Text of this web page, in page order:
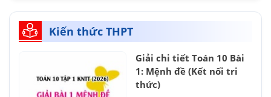
Kiến thức THPT
Giải chi tiết Toán 10 Bài
1: Mệnh đề (Kết nối tri
thức)